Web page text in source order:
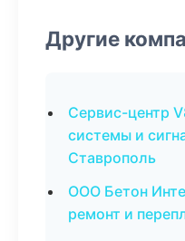
Другие
Сервис-центр
системы и
Ставрополь
ООО Бетон
ремонт и